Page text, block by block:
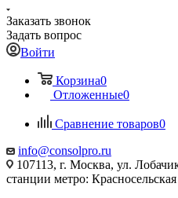
Заказать звонок
Задать вопрос
Войти
Корзина0
Отложенные0
Сравнение товаров0
info@consolpro.ru
107113, г. Москва, ул.
станции метро: